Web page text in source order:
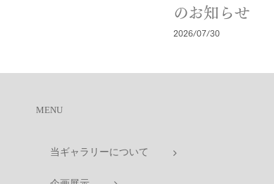
のお知らせ
2026/07/30
MENU
当ギャラリーについて